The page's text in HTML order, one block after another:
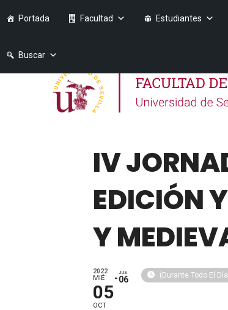
Portada Facultad Estudiantes
Buscar
IV
EDICIÓN
Y
2022
MIÉ
05
OCT
JUE
06 (Durante Todo El